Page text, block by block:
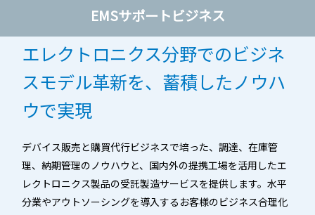
EMSサポートビジネス
EVバス販売
その他製品
三菱電機
環境保全への取り組み
プライバシーポリシー
展示会・セミナー情報
新卒採用
中途採用
A A
JPN
お問い合わせ
EMSサポートビジネス
エレクトロニクス分野でのビジネ
スモデル革新を、蓄積したノウハ
ウで実現
デバイス販売と購買代行ビジネスで培った、調達、在庫管
理、納期管理のノウハウと、国内外の提携工場を活用したエ
レクトロニクス製品の受託製造サービスを提供します。水平
分業やアウトソーシングを導入するお客様のビジネス合理化